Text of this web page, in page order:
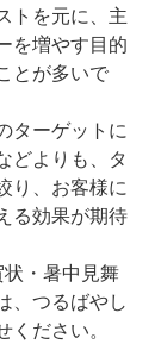
トを元に、主
を増やす目的
とが多いで
ターゲットに
どよりも、タ
り、お客様に
る効果が期待
状・暑中見舞
、つるばやし
ださい。